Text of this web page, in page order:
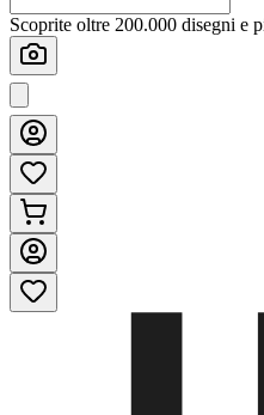
Scoprite oltre 200.000 disegni e